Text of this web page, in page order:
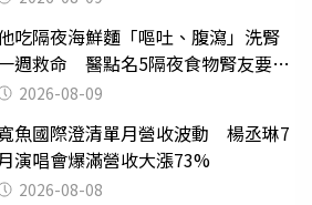
吃隔夜海鮮麵「嘔吐、腹瀉」洗腎
週救命 醫點名5隔夜食物腎友要注
2026-08-09
魚國際澄清單月營收波動 楊丞琳7
演唱會爆滿營收大漲73%
2026-08-08